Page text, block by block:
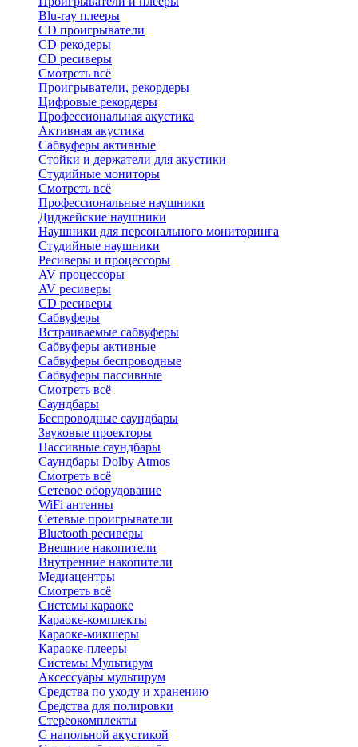
Blu-ray плееры
CD проигрыватели
CD рекодеры
CD ресиверы
Смотреть всё
Проигрыватели, рекордеры
Цифровые рекордеры
Профессиональная акустика
Активная акустика
Сабвуферы активные
Стойки и держатели для акустики
Студийные мониторы
Смотреть всё
Профессиональные наушники
Диджейские наушники
Наушники для персонального мониторинга
Студийные наушники
Ресиверы и процессоры
AV процессоры
AV ресиверы
CD ресиверы
Сабвуферы
Встраиваемые сабвуферы
Сабвуферы активные
Сабвуферы беспроводные
Сабвуферы пассивные
Смотреть всё
Саундбары
Беспроводные саундбары
Звуковые проекторы
Пассивные саундбары
Саундбары Dolby Atmos
Смотреть всё
Сетевое оборудование
WiFi антенны
Сетевые проигрыватели
Bluetooth ресиверы
Внешние накопители
Внутренние накопители
Медиацентры
Смотреть всё
Системы караоке
Караоке-комплекты
Караоке-микшеры
Караоке-плееры
Системы Мультирум
Аксессуары мультирум
Средства по уходу и хранению
Средства для полировки
Стереокомплекты
C напольной акустикой